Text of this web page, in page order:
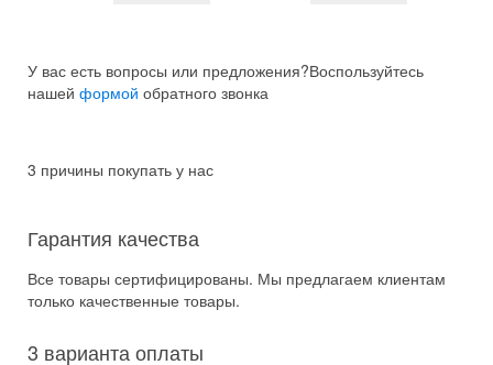
У вас есть вопросы или предложения?Воспользуйтесь
нашей формой обратного звонка
3 причины покупать у нас
Гарантия качества
Все товары сертифицированы. Мы предлагаем клиентам
только качественные товары.
3 варианта оплаты